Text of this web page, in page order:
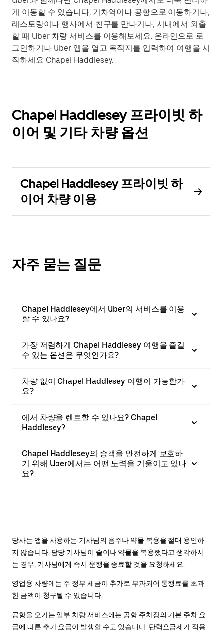
게 이동할 수 있습니다. 기차역이나 공항으로 이동하거나,
레스토랑이나 행사에서 친구를 만나거나, 시내에서 외출
할 때 Uber 차량 서비스를 이용해보세요. 온라인으로 로
그인하거나 Uber 앱을 열고 목적지를 입력하여 여행을 시
작하세요 Chapel Haddlesey.
Chapel Haddlesey 프라이빗 하
이어 및 기타 차량 옵션
Chapel Haddlesey 프라이빗 하
이어 차량 이용
자주 묻는 질문
Chapel Haddlesey에서 Uber의 서비스를 이용
할 수 있나요?
가장 저렴하게 Chapel Haddlesey 여행을 즐길
수 있는 옵션은 무엇인가요?
차량 없이 Chapel Haddlesey 여행이 가능한가
요?
에서 차량을 렌트할 수 있나요? Chapel
Haddlesey?
Chapel Haddlesey의 승객을 안전하게 보호하
기 위해 Uber에서는 어떤 노력을 기울이고 있나
요?
당사는 앱을 사용하는 기사님의 음주나 약물 복용을 절대 용인하
지 않습니다. 담당 기사님이 술이나 약물을 복용했다고 생각하시
는 경우, 기사님에게 즉시 운행을 종료할 것을 요청하세요.
영업용 차량에는 주 정부 세금이 추가로 부과되어 통행료를 초과
한 금액이 청구될 수 있습니다.
공항을 오가는 일부 차량 서비스에는 공항 주차장의 기본 주차 요
금에 따른 추가 요금이 발생할 수도 있습니다. 탄력요금제가 적용